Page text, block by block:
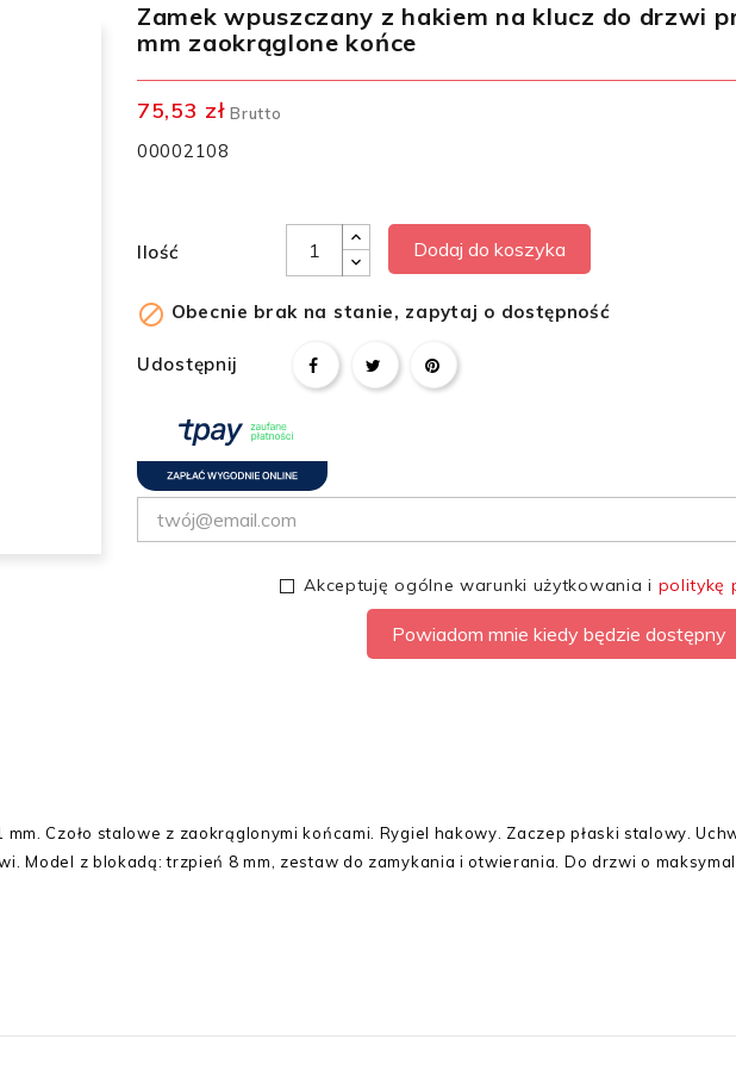
Zamek wpuszczany z hakiem na klucz do drzwi
mm zaokrąglone końce
75,53 zł Brutto
00002108
Ilość Dodaj do koszyka
 Obecnie brak na stanie, zapytaj o dostępność
Udostępnij
Akceptuję ogólne warunki użytkowania i politykę
Powiadom mnie kiedy będzie dostępny
Czoło stalowe z zaokrąglonymi końcami. Rygiel hakowy. Zaczep płaski stalowy.
Model z blokadą: trzpień 8 mm, zestaw do zamykania i otwierania. Do drzwi o